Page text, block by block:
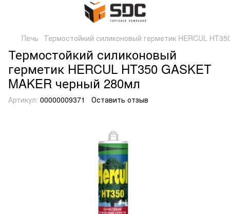
Печь Термостойкий силиконовый герметик HERCUL
Термостойкий силиконовый
герметик HERCUL HT350 GASKET
MAKER черный 280мл
Артикул: 00000009371 Оставить отзыв